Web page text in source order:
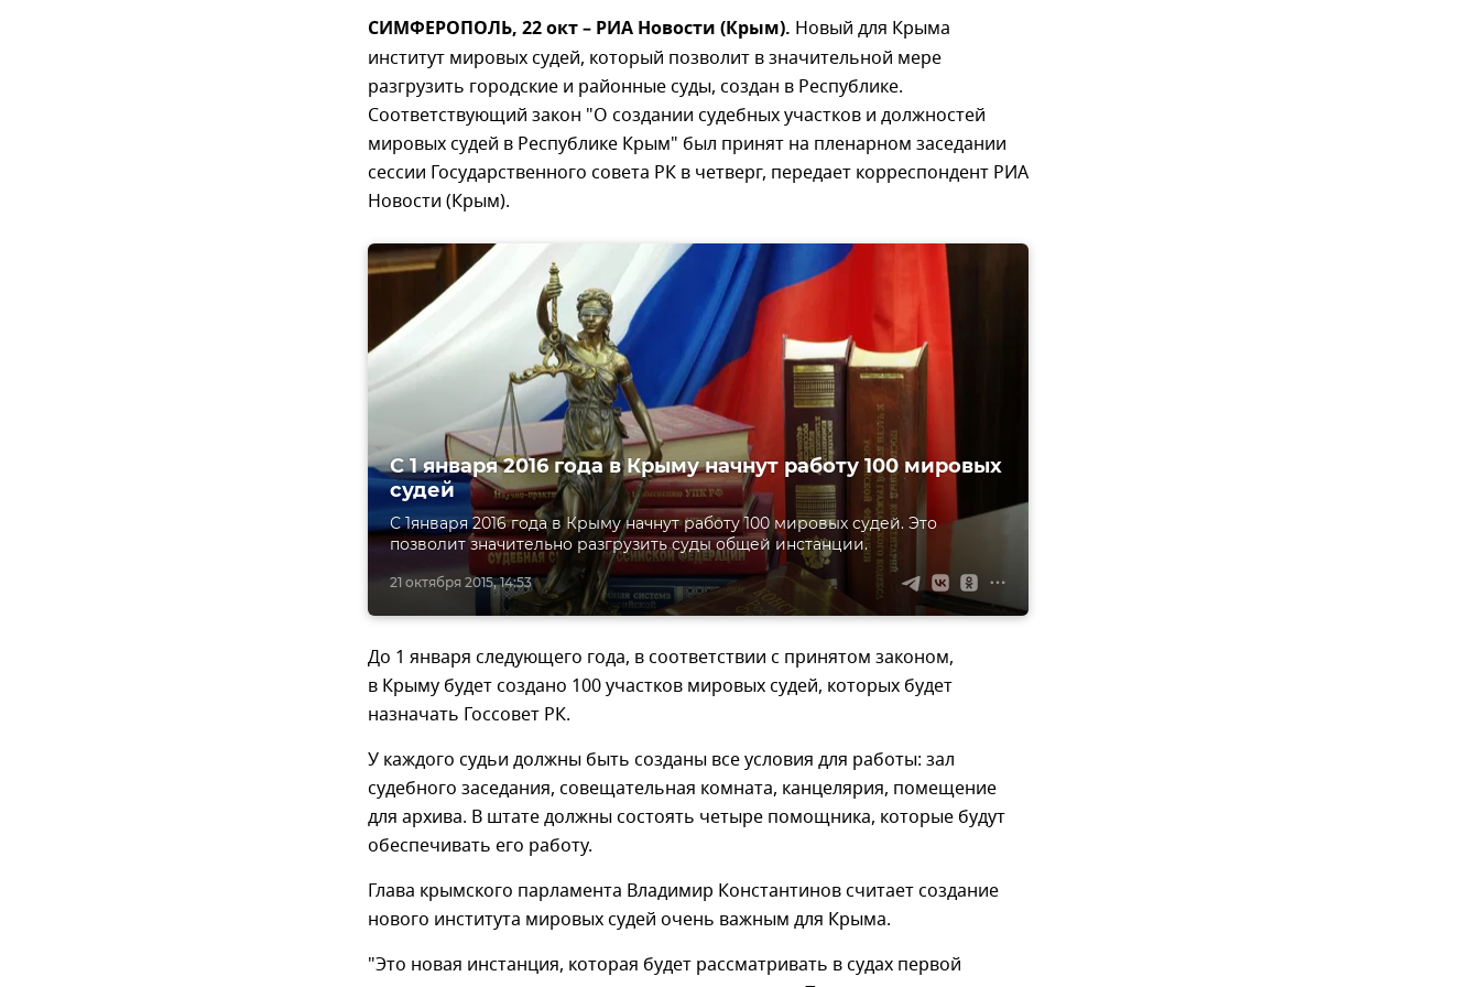
СИМФЕРОПОЛЬ, 22 окт – РИА Новости (Крым). Новый для Крыма
институт мировых судей, который позволит в значительной мере
разгрузить городские и районные суды, создан в Республике.
Соответствующий закон "О создании судебных участков и должностей
мировых судей в Республике Крым" был принят на пленарном заседании
сессии Государственного совета РК в четверг, передает корреспондент РИА
Новости (Крым).
21 октября 2015, 14:53
С 1 января 2016 года в Крыму начнут работу 100 мировых
судей
С 1января 2016 года в Крыму начнут работу 100 мировых судей. Это
позволит значительно разгрузить суды общей инстанции.
До 1 января следующего года, в соответствии с принятом законом,
в Крыму будет создано 100 участков мировых судей, которых будет
назначать Госсовет РК.
У каждого судьи должны быть созданы все условия для работы: зал
судебного заседания, совещательная комната, канцелярия, помещение
для архива. В штате должны состоять четыре помощника, которые будут
обеспечивать его работу.
Глава крымского парламента Владимир Константинов считает создание
нового института мировых судей очень важным для Крыма.
"Это новая инстанция, которая будет рассматривать в судах первой